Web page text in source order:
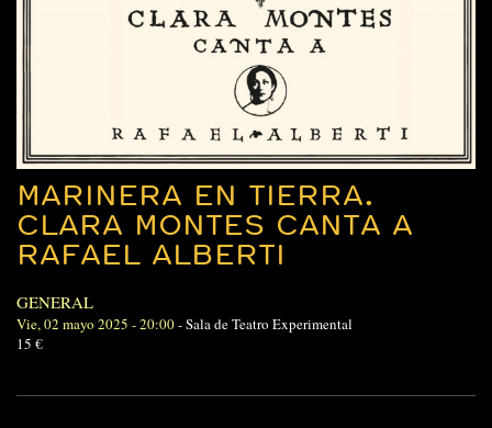
MARINERA EN TIERRA.
CLARA MONTES CANTA A
RAFAEL ALBERTI
GENERAL
Vie, 02 mayo 2025 - 20:00-Sala de Teatro Experimental
15 €